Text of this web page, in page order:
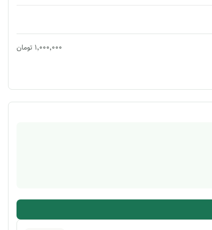
۱٬۰۰۰٬۰۰۰ تومان